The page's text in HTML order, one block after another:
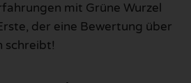
mit Grüne Wurzel
der eine Bewertung über
schreibt!